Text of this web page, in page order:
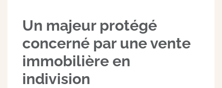
Un majeur protégé
concerné par une vente
immobilière en
indivision